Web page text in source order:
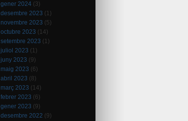
gener 2024(3)
desembre 2023 (1)
novembre 2023 (5)
octubre 2023 (14)
setembre 2023 (1)
juliol 2023 (1)
juny 2023 (9)
maig 2023 (6)
abril 2023 (8)
març 2023 (14)
febrer 2023 (6)
gener 2023 (9)
desembre 2022 (9)